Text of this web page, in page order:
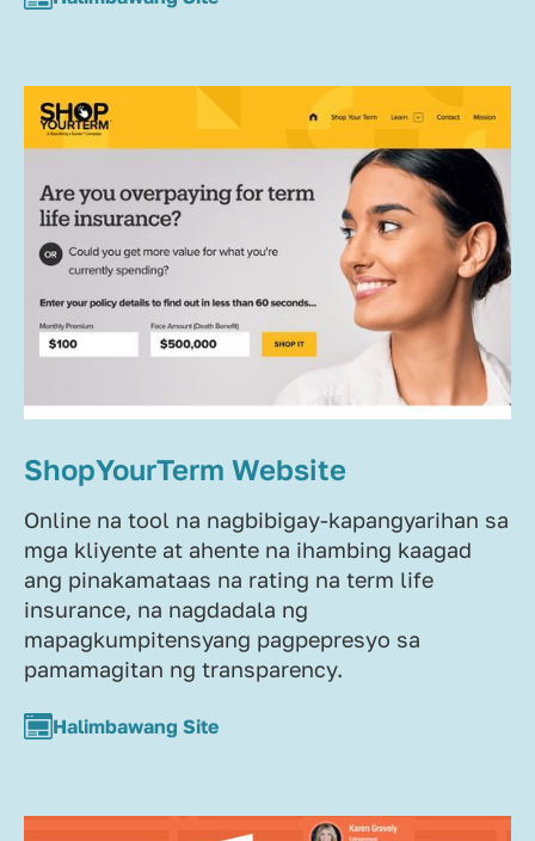
ShopYourTerm Website
Online na tool na nagbibigay-kapangyarihan sa
mga kliyente at ahente na ihambing kaagad
ang pinakamataas na rating na term life
insurance, na nagdadala ng
mapagkumpitensyang pagpepresyo sa
pamamagitan ng transparency.
Halimbawang Site